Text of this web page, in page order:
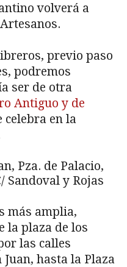
volverá a
previo paso
podremos
ser de otra
Antiguo y de
celebra en la
Pza. de Palacio,
Sandoval y Rojas
más amplia,
la plaza de los
las calles
Juan, hasta la Plaza